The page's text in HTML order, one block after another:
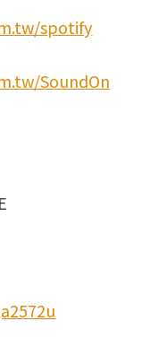
spotify
SoundOn